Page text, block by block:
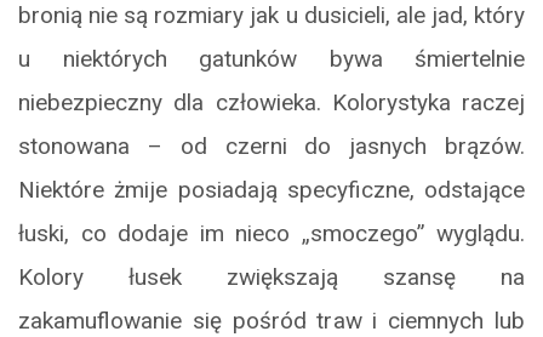
bronią nie są rozmiary jak u dusicieli, ale jad, który
u niektórych gatunków bywa śmiertelnie
niebezpieczny dla człowieka. Kolorystyka raczej
stonowana – od czerni do jasnych brązów.
Niektóre żmije posiadają specyficzne, odstające
łuski, co dodaje im nieco „smoczego” wyglądu.
Kolory łusek zwiększają szansę na
zakamuflowanie się pośród traw i ciemnych lub